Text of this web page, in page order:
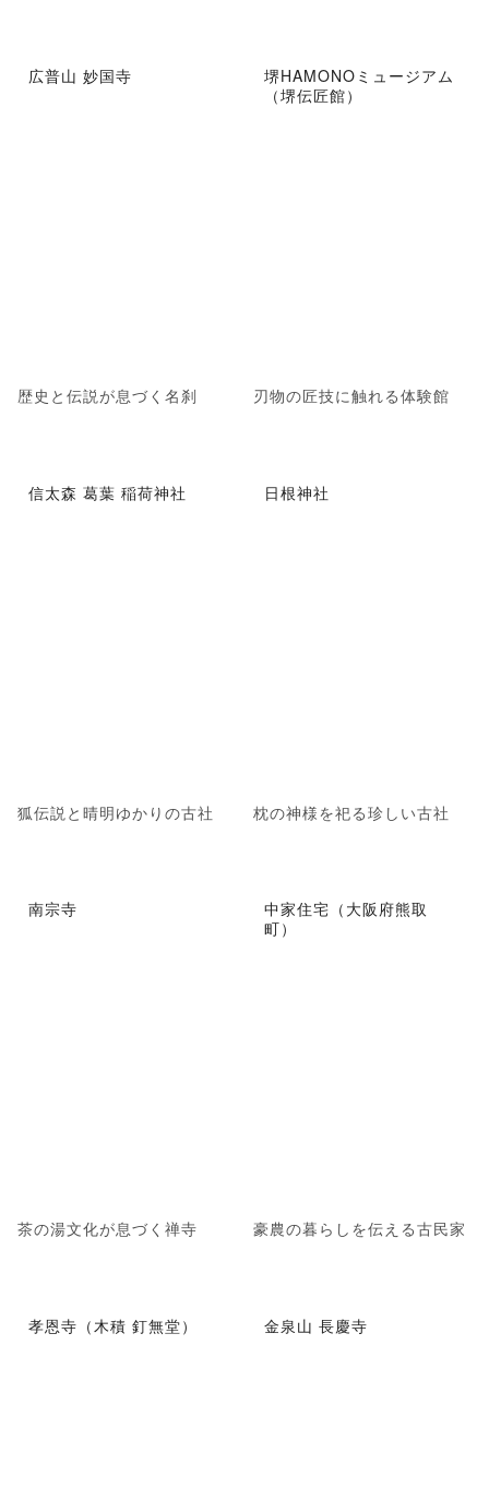
広普山 妙国寺
歴史と伝説が息づく名刹
堺HAMONOミュージアム
（堺伝匠館）
刃物の匠技に触れる体験館
信太森 葛葉 稲荷神社
狐伝説と晴明ゆかりの古社
日根神社
枕の神様を祀る珍しい古社
南宗寺
茶の湯文化が息づく禅寺
中家住宅（大阪府熊取
町）
豪農の暮らしを伝える古民家
孝恩寺（木積 釘無堂） 金泉山 長慶寺